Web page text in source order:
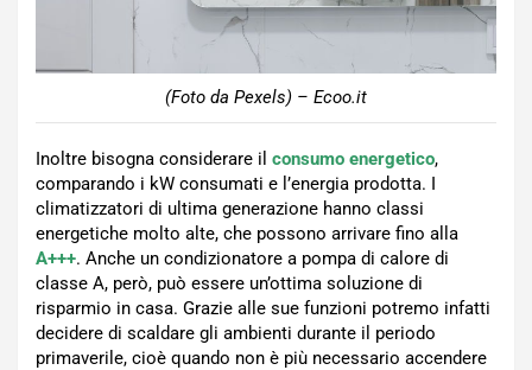
(Foto da Pexels) – Ecoo.it
Inoltre bisogna considerare il consumo energetico,
comparando i kW consumati e l’energia prodotta. I
climatizzatori di ultima generazione hanno classi
energetiche molto alte, che possono arrivare fino alla
A+++. Anche un condizionatore a pompa di calore di
classe A, però, può essere un’ottima soluzione di
risparmio in casa. Grazie alle sue funzioni potremo infatti
decidere di scaldare gli ambienti durante il periodo
primaverile, cioè quando non è più necessario accendere